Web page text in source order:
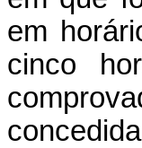
em
cinco